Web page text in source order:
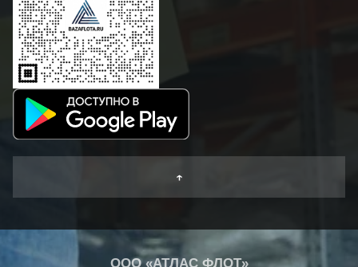
↑
ООО «АТЛАС ФЛОТ»